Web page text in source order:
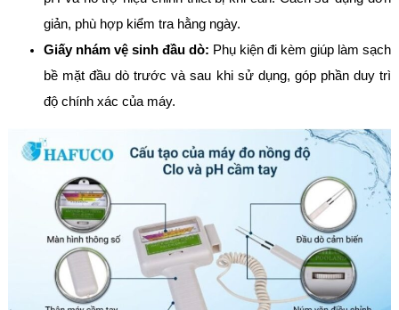
giản, phù hợp kiểm tra hằng ngày.
Giấy nhám vệ sinh đầu dò: Phụ kiện đi kèm giúp làm sạch
bề mặt đầu dò trước và sau khi sử dụng, góp phần duy trì
độ chính xác của máy.